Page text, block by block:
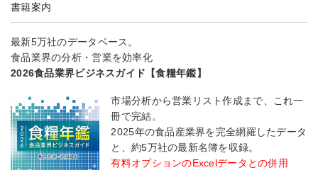
書籍案内
最新5万社のデータベース。
食品業界の分析・営業を効率化
2026食品業界ビジネスガイド【食糧年鑑】
市場分析から営業リスト作成まで、これ一
冊で完結。
2025年の食品産業界を完全網羅したデータ
と、約5万社の最新名簿を収録。
有料オプションのExcelデータとの併用